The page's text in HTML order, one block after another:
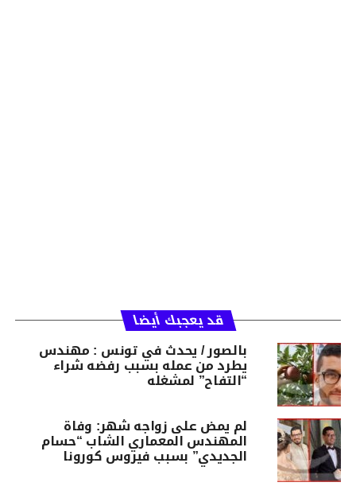
قد يعجبك أيضا
بالصور / يحدث في تونس : مهندس
يطرد من عمله بسبب رفضه شراء
“التفاح” لمشغله
لم يمض على زواجه شهر: وفاة
المهندس المعماري الشاب “حسام
الجديدي” بسبب فيروس كورونا